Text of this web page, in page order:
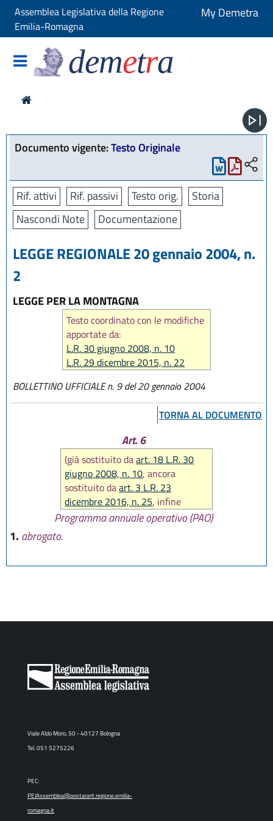
Assemblea Legislativa della Regione
Emilia-Romagna
My Demetra
demetra
Documento vigente:Testo Originale
Rif. attivi Rif. passivi Testo orig.
Storia
Nascondi Note
Documentazione
LEGGE REGIONALE 20 gennaio 2004, n.
2
LEGGE PER LA MONTAGNA
Testo coordinato con le modifiche
apportate da:
L.R. 30 giugno 2008, n. 10
L.R. 29 dicembre 2015, n. 22
L.R. 27 dicembre 2017, n. 25
L.R. 31 luglio 2020 n. 3
L.R. 29 dicembre 2020, n. 11
L.R. 20 maggio 2021, n. 5
L.R. 29 luglio 2021, n. 8
BOLLETTINO UFFICIALE n. 9 del 20 gennaio 2004
TORNA AL DOCUMENTO
Art. 6
(già sostituito daart. 18 L.R. 30
giugno 2008, n. 10, ancora
sostituito daart. 3 L.R. 23
dicembre 2016, n. 25, infine
abrogato daart. 56 L.R. 27
dicembre 2017, n. 25
Programma annuale operativo (PAO)
1. abrogato.
Viale Aldo Moro, 50 - 40127 Bologna
Tel. 051 5275226
PEC:
PEIAssemblea@postacert.regione.emilia-
romagna.it